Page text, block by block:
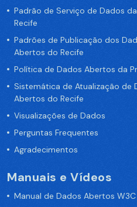
Padrão de Serviço de Dados
Recife
Padrões de Publicação dos
Abertos do Recife
Política de Dados Abertos da
Sistemática de Atualização de
Abertos do Recife
Visualizações de Dados
Perguntas Frequentes
Agradecimentos
Manuais e Vídeos
Manual de Dados Abertos W3C